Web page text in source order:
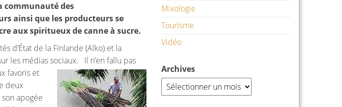
communauté des
ainsi que les producteurs se
aux spiritueux de canne à sucre.
d’État de la Finlande (Alko) et la
les médias sociaux.
Il n’en fallu pas
favoris et
deux
apogée
Mixologie
Tourisme
Vidéo
Archives